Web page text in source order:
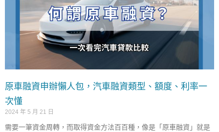
原車融資申辦懶人包，汽車融資類型、額度、利率一
次懂
2024 年 5 月 21 日
需要一筆資金周轉，而取得資金方法百百種，像是「原車融資」就是